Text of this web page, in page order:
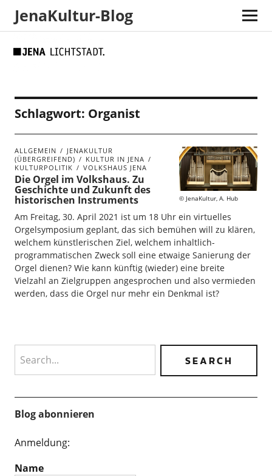
map
JenaKultur-Blog
Schlagwort: Organist
JenaKultur, A. Hub
ALLGEMEIN
JENAKULTUR
(ÜBERGREIFEND)
KULTUR IN JENA
KULTURPOLITIK
VOLKSHAUS JENA
Die Orgel im Volkshaus. Zu
Geschichte und Zukunft des
historischen Instruments
Am Freitag, 30. April 2021 ist um 18 Uhr ein virtuelles
Orgelsymposium geplant, das sich bemühen will zu klären,
welchem künstlerischen Ziel, welchem inhaltlich-
programmatischen Zweck soll eine etwaige Sanierung der
Orgel dienen? Wie kann künftig (wieder) eine breite
Vielzahl an Zielgruppen angesprochen und also vermieden
werden, dass die Orgel nur mehr ein Denkmal ist?
Blog abonnieren
Anmeldung:
Name